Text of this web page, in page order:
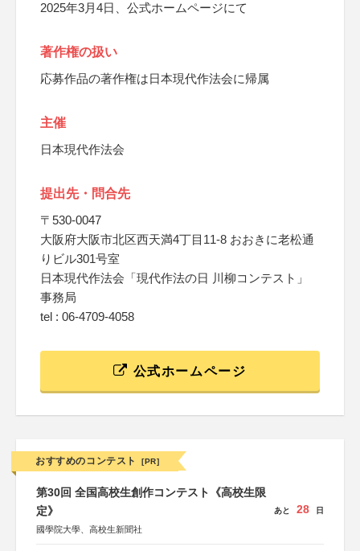
2025年3月4日、公式ホームページにて
著作権の扱い
応募作品の著作権は日本現代作法会に帰属
主催
日本現代作法会
提出先・問合先
〒530-0047
大阪府大阪市北区西天満4丁目11-8 おおきに老松通
りビル301号室
日本現代作法会「現代作法の日 川柳コンテスト」
事務局
tel : 06-4709-4058
公式ホームページ
おすすめのコンテスト [PR]
第30回 全国高校生創作コンテスト《高校生限
定》
國學院大學、高校生新聞社
あと 28 日